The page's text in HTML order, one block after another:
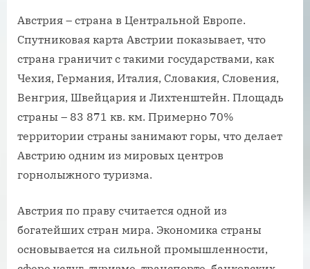
Австрия – страна в Центральной Европе.
Спутниковая карта Австрии показывает, что
страна граничит с такими государствами, как
Чехия, Германия, Италия, Словакия, Словения,
Венгрия, Швейцария и Лихтенштейн. Площадь
страны – 83 871 кв. км. Примерно 70%
территории страны занимают горы, что делает
Австрию одним из мировых центров
горнолыжного туризма.
Австрия по праву считается одной из
богатейших стран мира. Экономика страны
основывается на сильной промышленности,